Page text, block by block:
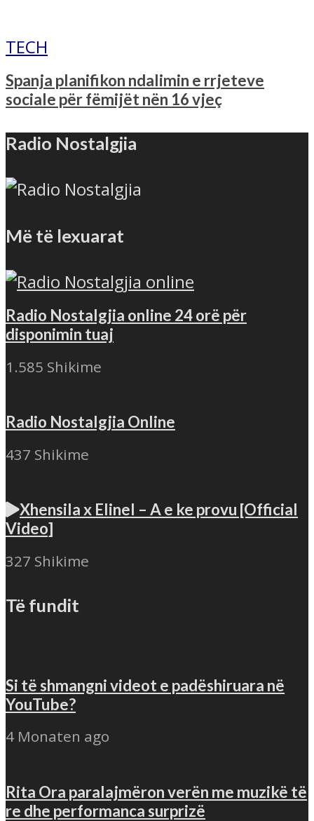
TECH
Spanja planifikon ndalimin e rrjeteve
sociale për fëmijët nën 16 vjeç
Radio Nostalgjia
Më të lexuarat
Radio Nostalgjia online 24 orë për
disponimin tuaj
1.585 Shikime
Radio Nostalgjia Online
437 Shikime
Xhensila x Elinel – A e ke provu [Official
Video]
327 Shikime
Të fundit
Si të shmangni videot e padëshiruara në
YouTube?
4 Monaten ago
Rita Ora paralajmëron verën me muzikë të
re dhe performanca surprizë